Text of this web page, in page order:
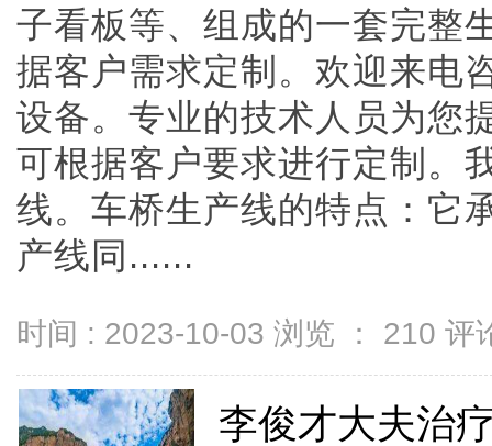
子看板等、组成的一套完整
据客户需求定制。欢迎来电
设备。专业的技术人员为您
可根据客户要求进行定制。
线。车桥生产线的特点：它
产线同......
时间 : 2023-10-03 浏览 ： 210 评
李俊才大夫治